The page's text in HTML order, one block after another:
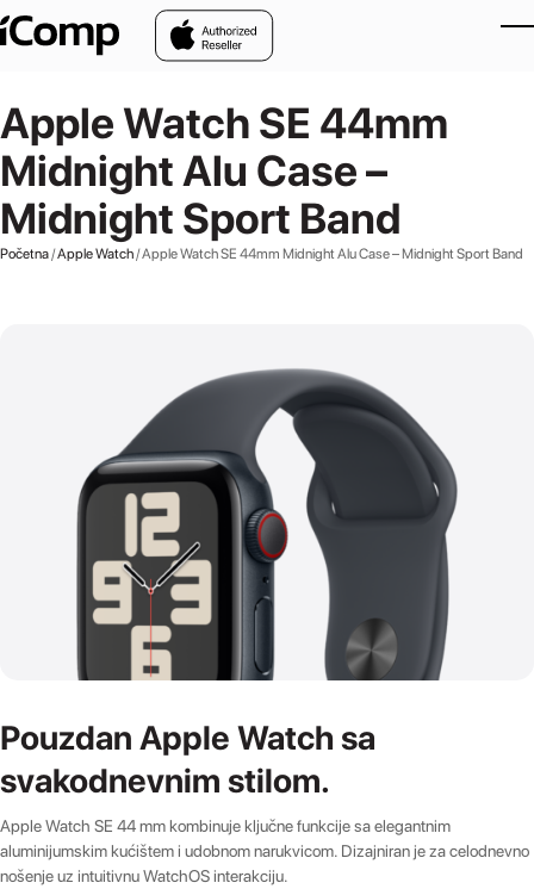
Skip to main content
Apple Watch SE 44mm
Midnight Alu Case –
Midnight Sport Band
Početna/Apple Watch/ Apple Watch SE 44mm Midnight Alu Case – Midnight Sport Band
Pouzdan Apple Watch sa
svakodnevnim stilom.
Apple Watch SE 44 mm kombinuje ključne funkcije sa elegantnim
aluminijumskim kućištem i udobnom narukvicom. Dizajniran je za celodnevno
nošenje uz intuitivnu WatchOS interakciju.